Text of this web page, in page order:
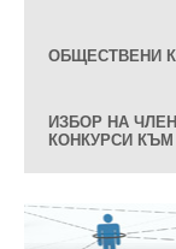
ОБЩЕСТВЕНИ
ИЗБОР НА
КОНКУРСИ